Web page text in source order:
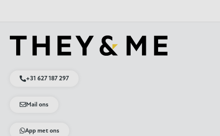
+31 627 187 297
Mail ons
App met ons